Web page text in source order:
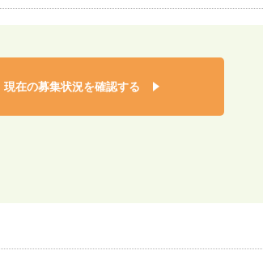
現在の募集状況を確認する